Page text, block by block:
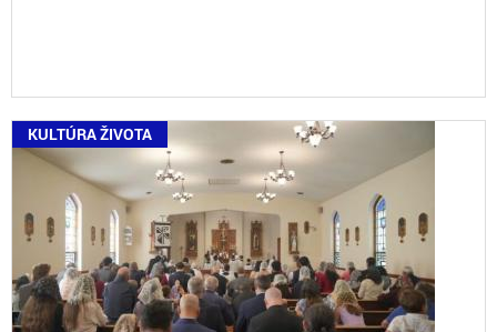
KULTÚRA ŽIVOTA